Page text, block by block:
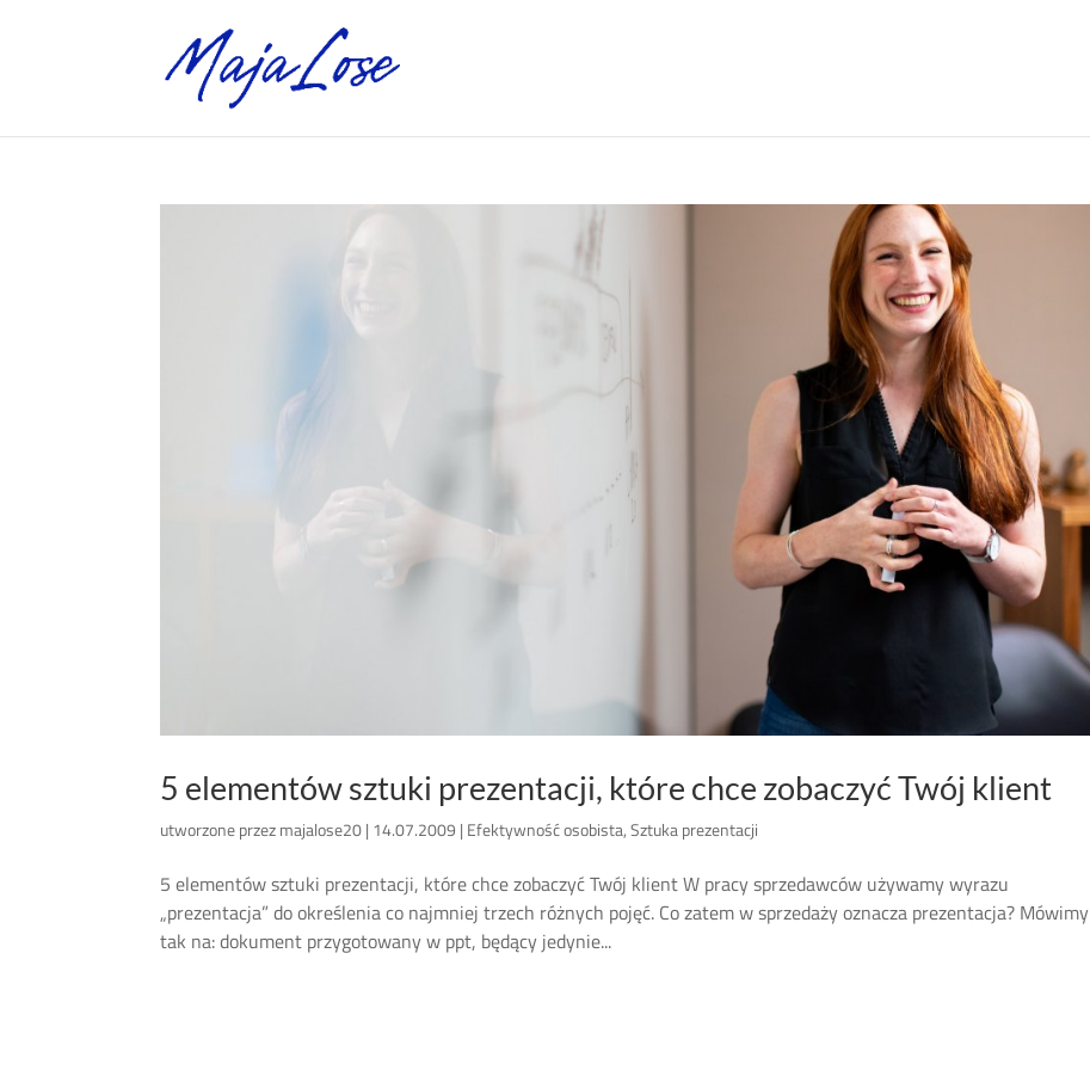
5 elementów sztuki prezentacji, które chce zobaczyć Twój klient
utworzone przezmajalose20| 14.07.2009 | Efektywność osobista,Sztuka prezentacji
5 elementów sztuki prezentacji, które chce zobaczyć Twój klient W pracy sprzedawców używamy wyrazu
„prezentacja” do określenia co najmniej trzech różnych pojęć. Co zatem w sprzedaży oznacza prezentacja? Mówimy
tak na: dokument przygotowany w ppt, będący jedynie...